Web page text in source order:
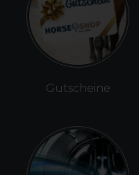
Gutscheine